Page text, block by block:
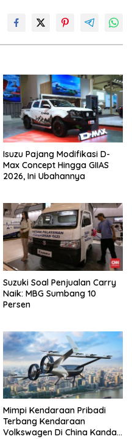
Isuzu Pajang Modifikasi D-
Max Concept Hingga GIIAS
2026, Ini Ubahannya
Suzuki Soal Penjualan Carry
Naik: MBG Sumbang 10
Persen
Mimpi Kendaraan Pribadi
Terbang Kendaraan
Volkswagen Di China Kandas